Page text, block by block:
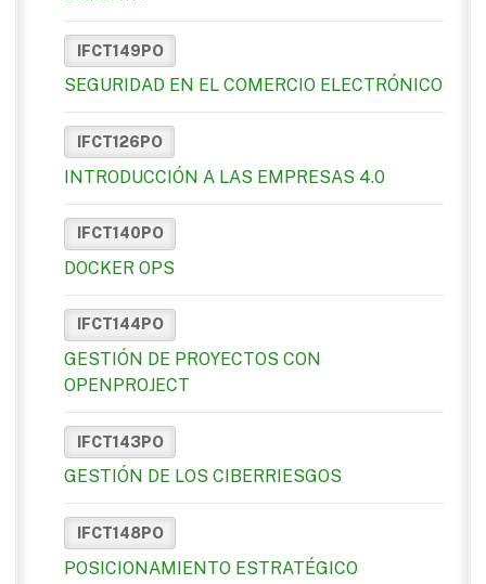
IFCT149PO
SEGURIDAD EN EL COMERCIO ELECTRÓNICO
IFCT126PO
INTRODUCCIÓN A LAS EMPRESAS 4.0
IFCT140PO
DOCKER OPS
IFCT144PO
GESTIÓN DE PROYECTOS CON
OPENPROJECT
IFCT143PO
GESTIÓN DE LOS CIBERRIESGOS
IFCT148PO
POSICIONAMIENTO ESTRATÉGICO